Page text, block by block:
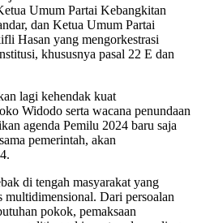
Umum Partai Kebangkitan
dan Ketua Umum Partai
Hasan yang mengorkestrasi
khususnya pasal 22 E dan
lagi kehendak kuat
Widodo serta wacana penundaan
agenda Pemilu 2024 baru saja
pemerintah, akan
di tengah masyarakat yang
multidimensional. Dari persoalan
pokok, pemaksaan